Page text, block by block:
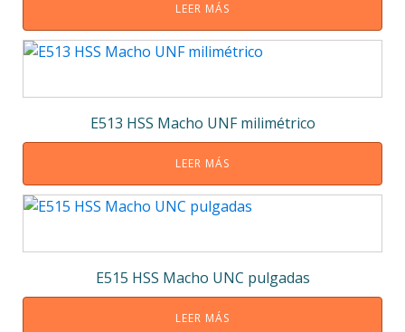
LEER MÁS
E513 HSS Macho UNF milimétrico
LEER MÁS
E515 HSS Macho UNC pulgadas
LEER MÁS